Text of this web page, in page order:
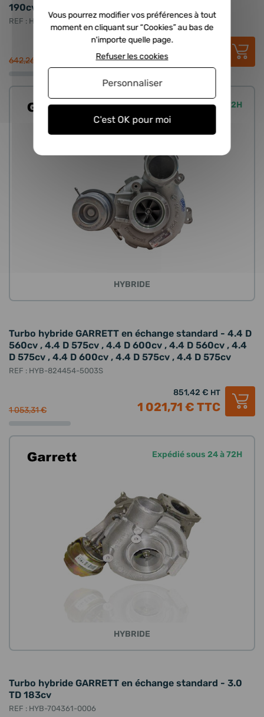
190cv, 150cv
REF : HYB-819976-0012
642,26 € 623,00 €
Expédié sous 24 à 72H
HYBRIDE
Turbo hybride GARRETT en échange standard - 4.4 D
560cv , 4.4 D 575cv , 4.4 D 600cv , 4.4 D 560cv , 4.4
D 575cv , 4.4 D 600cv , 4.4 D 575cv , 4.4 D 575cv
REF : HYB-824454-5003S
1 053,31 €
851,42 € HT
1 021,71 € TTC
Expédié sous 24 à 72H
HYBRIDE
Turbo hybride GARRETT en échange standard - 3.0
TD 183cv
REF : HYB-704361-0006
Vous pourrez modifier vos préférences à tout
moment en cliquant sur “Cookies” au bas de
n'importe quelle page.
C'est OK pour moi
Refuser les cookies
Personnaliser